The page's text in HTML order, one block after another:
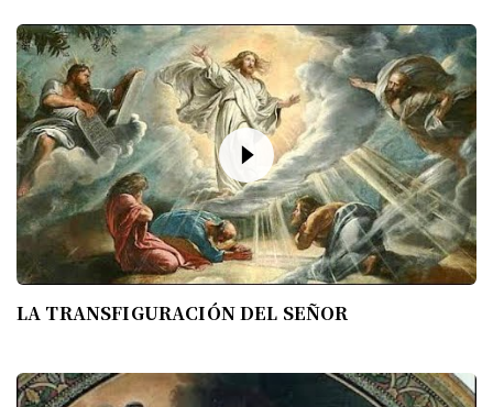
LA TRANSFIGURACIÓN DEL SEÑOR